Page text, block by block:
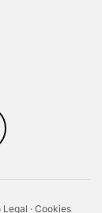
Legal · Cookies